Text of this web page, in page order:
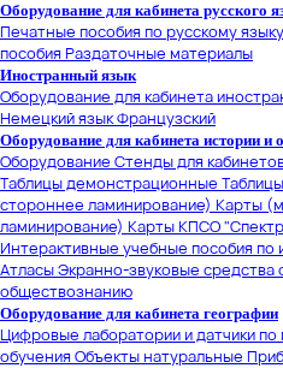
Оборудование для кабинета русского
Печатные пособия по русскому языку
пособияРаздаточные материалы
Иностранный язык
Оборудование для кабинета
Немецкий языкФранцузский
Оборудование для кабинета истории и
Оборудование Стенды для
Таблицы демонстрационные
стороннее ламинирование) Карты
ламинирование) Карты КПСО
Интерактивные учебные пособия
АтласыЭкранно-звуковые средства
обществознанию
Оборудование для кабинета географии
Цифровые лаборатории и датчики по
обученияОбъекты натуральные